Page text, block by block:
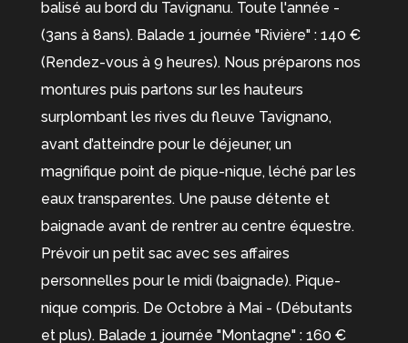
balisé au bord du Tavignanu. Toute l'année -
(3ans à 8ans). Balade 1 journée "Rivière" : 140 €
(Rendez-vous à 9 heures). Nous préparons nos
montures puis partons sur les hauteurs
surplombant les rives du fleuve Tavignano,
avant d’atteindre pour le déjeuner, un
magnifique point de pique-nique, léché par les
eaux transparentes. Une pause détente et
baignade avant de rentrer au centre équestre.
Prévoir un petit sac avec ses affaires
personnelles pour le midi (baignade). Pique-
nique compris. De Octobre à Mai - (Débutants
et plus). Balade 1 journée "Montagne" : 160 €